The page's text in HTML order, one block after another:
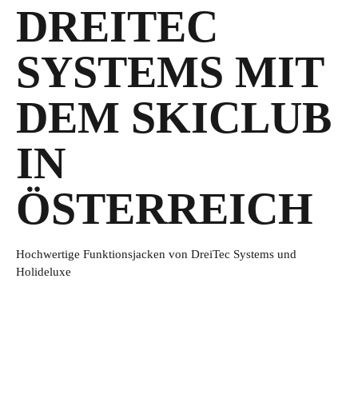
DREITEC
SYSTEMS MIT
DEM SKICLUB
IN
ÖSTERREICH
Hochwertige Funktionsjacken von DreiTec Systems und
Holideluxe